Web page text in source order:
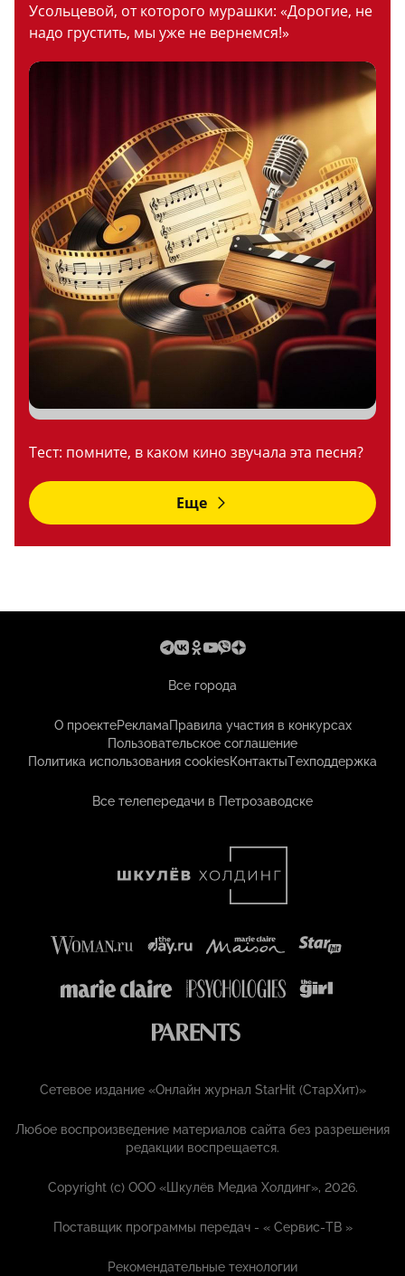
Усольцевой, от которого мурашки: «Дорогие, не
надо грустить, мы уже не вернемся!»
Тест: помните, в каком кино звучала эта песня?
Еще
Все города
О проектеРекламаПравила участия в конкурсах
Пользовательское соглашение
Политика использования cookiesКонтактыТехподдержка
Все телепередачи в Петрозаводске
Сетевое издание «Онлайн журнал StarHit (СтарХит)»
Любое воспроизведение материалов сайта без разрешения
редакции воспрещается.
Copyright (с) ООО «Шкулёв Медиа Холдинг», 2026.
Поставщик программы передач - «Сервис-ТВ »
Рекомендательные технологии